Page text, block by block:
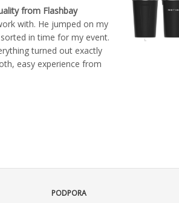
from Flashbay
with. He jumped on my
in time for my event.
turned out exactly
easy experience from
whole process simple
to work with him
PODPORA